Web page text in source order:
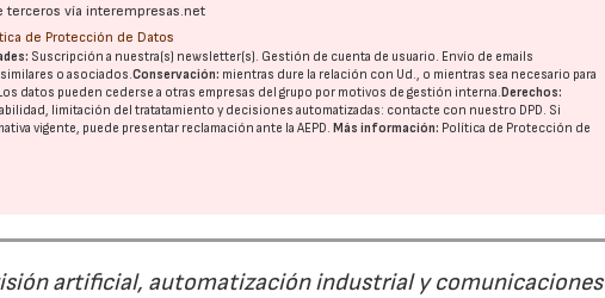
terceros vía interempresas.net
de Protección de Datos
Suscripción a nuestra(s) newsletter(s). Gestión de cuenta de usuario. Envío de emails
o asociados.Conservación: mientras dure la relación con Ud., o mientras sea necesario para
datos pueden cederse a otras empresas del grupo por motivos de gestión interna.Derechos:
limitación del tratatamiento y decisiones automatizadas: contacte con nuestro DPD. Si
vigente, puede presentar reclamación ante laAEPD.Más información: Política de Protección de
artificial, automatización industrial y comunicaciones